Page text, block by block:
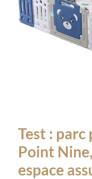
Test : parc
Point
espace